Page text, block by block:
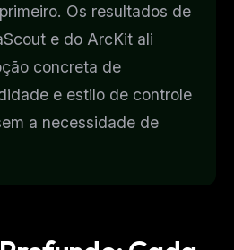
Os resultados de
e do ArcKit ali
concreta de
e estilo de controle
a necessidade de